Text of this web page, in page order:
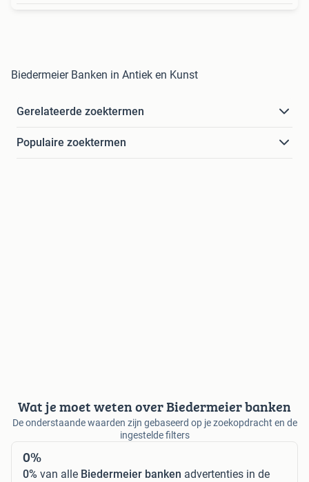
Biedermeier Banken in Antiek en Kunst
Gerelateerde zoektermen
Populaire zoektermen
Wat je moet weten over Biedermeier banken
De onderstaande waarden zijn gebaseerd op je zoekopdracht en de
ingestelde filters
0%
0% van alle Biedermeier banken advertenties in de